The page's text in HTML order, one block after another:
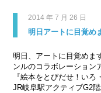
2014 年 7 月 26 日
明日アートに目覚め
明日、アートに目覚めま
ンルのコラボレーション
『絵本をとびだせ！いろ
JR岐阜駅アクティブG2